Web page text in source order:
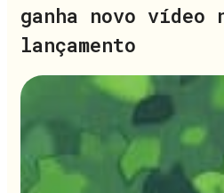
ganha novo vídeo
lançamento